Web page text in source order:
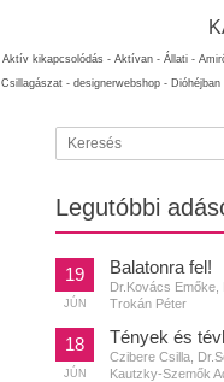
Aktív kikapcsolódás - Aktívan - Állati -
Csillagászat - designerwebshop - Dióhéjban
Legutóbbi
19
JÚN
Balatonra fel!
Dr.Kovács Emőke,
Trokán Péter
18
JÚN
Tények és
Czibere Csilla,
Kautzky-Szemők